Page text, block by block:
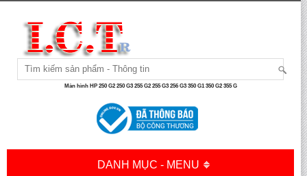
Màn hình HP 250 G2 250 G3 255 G2 255 G3 256 G3 350 G1 350 G2 355 G
DANH MỤC - MENU